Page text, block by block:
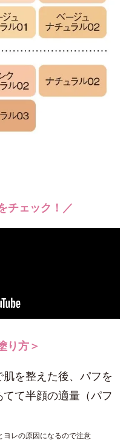
チェック！／
り方＞
を整えた後、パフを
て半顔の適量（パフ
レの原因になるので注意